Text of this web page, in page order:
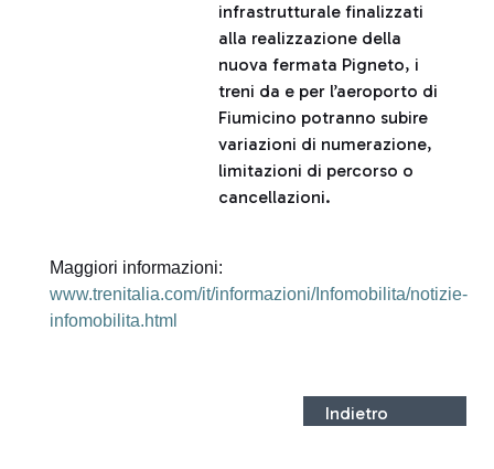
infrastrutturale finalizzati
alla realizzazione della
nuova fermata Pigneto, i
treni da e per l’aeroporto di
Fiumicino potranno subire
variazioni di numerazione,
limitazioni di percorso o
cancellazioni.
Maggiori informazioni:
www.trenitalia.com/it/informazioni/Infomobilita/notizie-
infomobilita.html
Indietro